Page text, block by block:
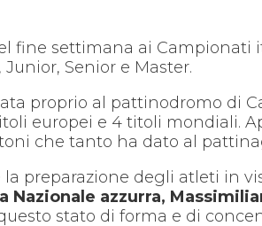
fine settimana ai Campionati
Senior e Master.
proprio al pattinodromo di
europei e 4 titoli mondiali.
che tanto ha dato al
preparazione degli atleti in
Nazionale azzurra,
stato di forma e di